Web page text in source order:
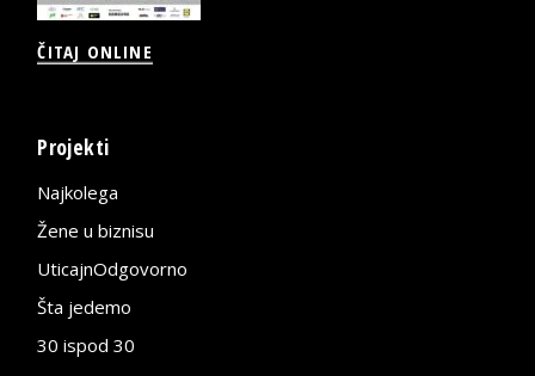
ČITAJ ONLINE
Projekti
Najkolega
Žene u biznisu
UticajnOdgovorno
Šta jedemo
30 ispod 30